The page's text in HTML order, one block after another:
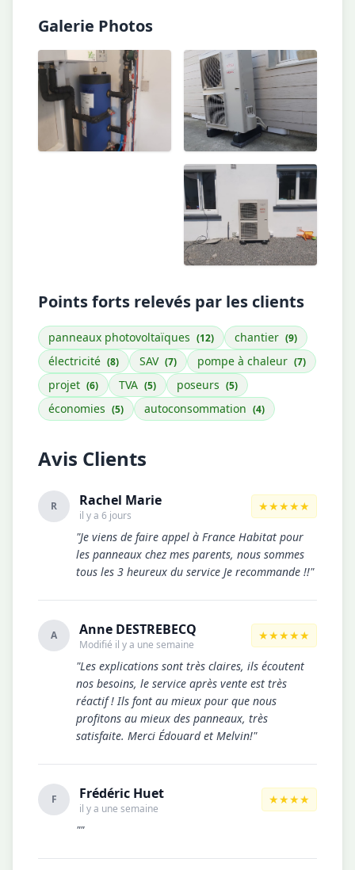
Galerie Photos
Points forts relevés par les clients
panneaux photovoltaïques (12) chantier (9)
électricité (8) SAV (7) pompe à chaleur (7)
projet (6) TVA (5) poseurs (5)
économies (5) autoconsommation (4)
Avis Clients
R Rachel Marie
il y a 6 jours
★★★★★
"Je viens de faire appel à France Habitat pour
les panneaux chez mes parents, nous sommes
tous les 3 heureux du service Je recommande !!"
A Anne DESTREBECQ
Modifié il y a une semaine
★★★★★
"Les explications sont très claires, ils écoutent
nos besoins, le service après vente est très
réactif ! Ils font au mieux pour que nous
profitons au mieux des panneaux, très
satisfaite. Merci Édouard et Melvin!"
F Frédéric Huet
il y a une semaine
★★★★
""